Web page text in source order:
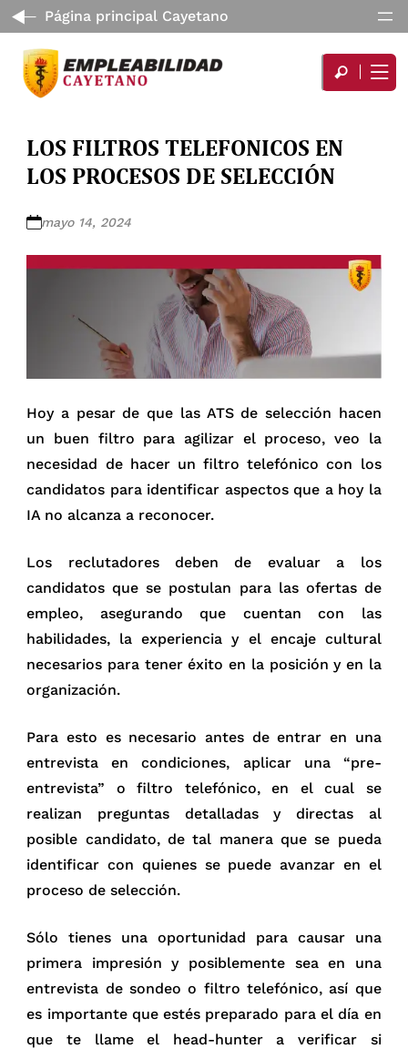
Página principal Cayetano
LOS FILTROS TELEFONICOS EN
LOS PROCESOS DE SELECCIÓN
mayo 14, 2024
Hoy a pesar de que las ATS de selección hacen
un buen filtro para agilizar el proceso, veo la
necesidad de hacer un filtro telefónico con los
candidatos para identificar aspectos que a hoy la
IA no alcanza a reconocer.
Los reclutadores deben de evaluar a los
candidatos que se postulan para las ofertas de
empleo, asegurando que cuentan con las
habilidades, la experiencia y el encaje cultural
necesarios para tener éxito en la posición y en la
organización.
Para esto es necesario antes de entrar en una
entrevista en condiciones, aplicar una “pre-
entrevista” o filtro telefónico, en el cual se
realizan preguntas detalladas y directas al
posible candidato, de tal manera que se pueda
identificar con quienes se puede avanzar en el
proceso de selección.
Sólo tienes una oportunidad para causar una
primera impresión y posiblemente sea en una
entrevista de sondeo o filtro telefónico, así que
es importante que estés preparado para el día en
que te llame el head-hunter a verificar si